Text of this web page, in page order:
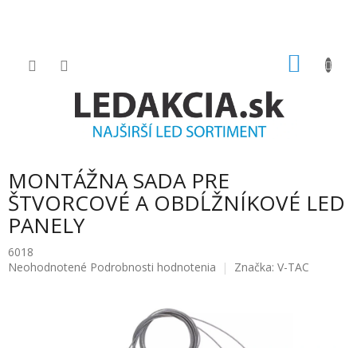
MONTÁŽNA SADA PRE
ŠTVORCOVÉ A OBDĹŽNÍKOVÉ LED
PANELY
6018
Priemerné
Neohodnotené Podrobnosti hodnotenia Značka: V-TAC